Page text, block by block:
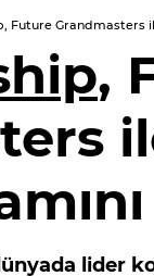
Future Grandmasters
,
lider